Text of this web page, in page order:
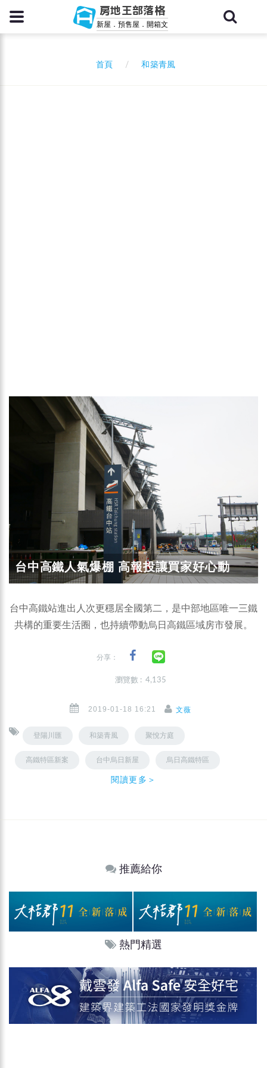
房地王部落格
新屋．預售屋．開箱文
首頁 和築青風
台中高鐵人氣爆棚 高報投讓買家好心動
台中高鐵站進出人次更穩居全國第二，是中部地區唯一三鐵
共構的重要生活圈，也持續帶動烏日高鐵區域房市發展。
分享：
瀏覽數 : 4,135
2019-01-18 16:21 文薇
登陽川匯 和築青風 聚悅方庭
高鐵特區新案 台中烏日新屋 烏日高鐵特區
閱讀更多＞
推薦給你
熱門精選